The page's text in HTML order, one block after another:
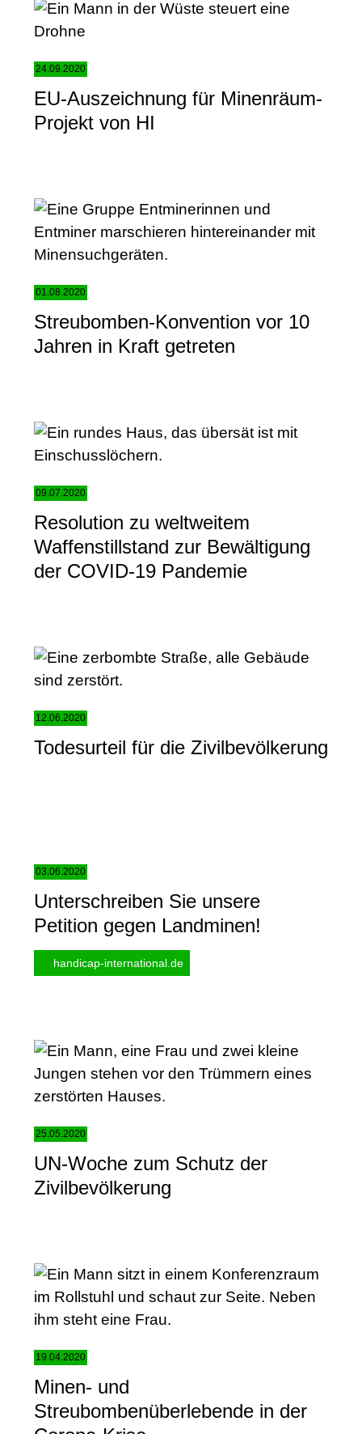
24.09.2020
EU-Auszeichnung für Minenräum-
Projekt von HI
01.08.2020
Streubomben-Konvention vor 10
Jahren in Kraft getreten
09.07.2020
Resolution zu weltweitem
Waffenstillstand zur Bewältigung
der COVID-19 Pandemie
12.06.2020
Todesurteil für die Zivilbevölkerung
03.06.2020
Unterschreiben Sie unsere
Petition gegen Landminen!
handicap-international.de
25.05.2020
UN-Woche zum Schutz der
Zivilbevölkerung
19.04.2020
Minen- und
Streubombenüberlebende in der